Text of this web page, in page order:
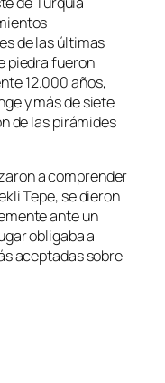
de las últimas
piedra fueron
12.000 años,
y más de siete
de las pirámides
a comprender
Tepe, se dieron
ante un
obligaba a
aceptadas sobre